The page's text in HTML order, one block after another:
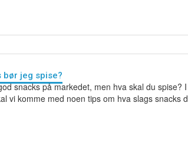
bør jeg spise?
snacks på markedet, men hva skal du spise? I
vi komme med noen tips om hva slags snacks